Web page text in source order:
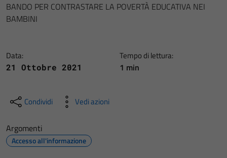
BANDO PER CONTRASTARE LA POVERTÀ EDUCATIVA NEI
BAMBINI
Data:
21 Ottobre 2021
Tempo di lettura:
1 min
Condividi Vedi azioni
Argomenti
Accesso all'informazione